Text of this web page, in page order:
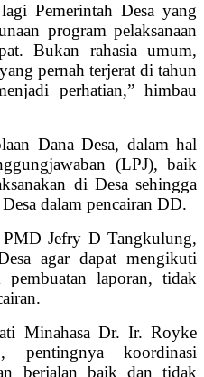
Pemerintah Desa yang
program pelaksanaan
Bukan rahasia umum,
pernah terjerat di tahun
perhatian,” himbau
Dana Desa, dalam hal
(LPJ), baik
di Desa sehingga
dalam pencairan DD.
PMD Jefry D Tangkulung,
agar dapat mengikuti
laporan, tidak
Minahasa Dr. Ir. Royke
pentingnya koordinasi
berjalan baik dan tidak